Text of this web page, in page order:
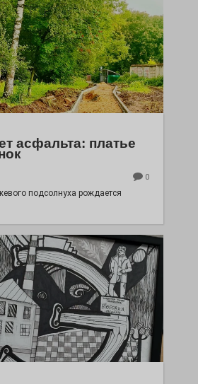
асфальта: платье
0
подсолнуха рождается